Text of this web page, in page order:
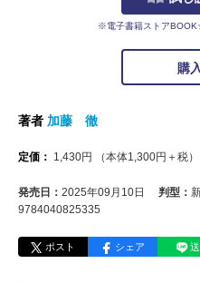
※電子書籍ストア
購
著者 加藤 徹
定価： 1,430円 （本体1,300円＋税）
発売日： 2025年09月10日 判型：
9784040825335
ポスト シェア